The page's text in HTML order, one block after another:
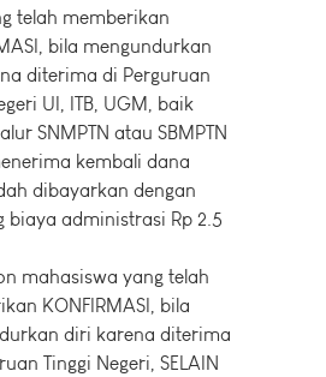
telah memberikan
bila mengundurkan
diterima di Perguruan
UI, ITB, UGM, baik
SNMPTN atau SBMPTN
kembali dana
dibayarkan dengan
biaya administrasi Rp 2.5
mahasiswa yang telah
KONFIRMASI, bila
diri karena diterima
Tinggi Negeri, SELAIN